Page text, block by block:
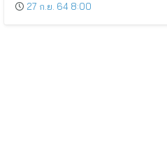
27 ก.ย. 64 8:00